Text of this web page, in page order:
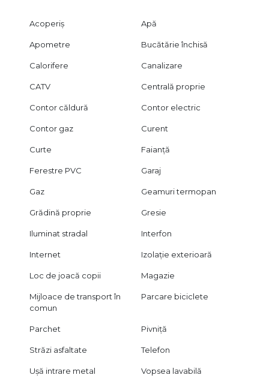
Acoperiș Apă
Apometre Bucătărie închisă
Calorifere Canalizare
CATV Centrală proprie
Contor căldură Contor electric
Contor gaz Curent
Curte Faianță
Ferestre PVC Garaj
Gaz Geamuri termopan
Grădină proprie Gresie
Iluminat stradal Interfon
Internet Izolație exterioară
Loc de joacă copii Magazie
Mijloace de transport în
comun
Parcare biciclete
Parchet Pivniță
Străzi asfaltate Telefon
Ușă intrare metal Vopsea lavabilă